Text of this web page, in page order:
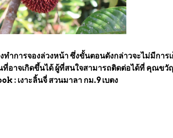
ทำการจองล่วงหน้า ซึ่งขั้นตอนดังกล่าวจะไม่มีการ
ที่อาจเกิดขึ้นได้ ผู้ที่สนใจสามารถติดต่อได้ที่ คุณขวั
: เงาะลิ้นจี่ สวนมาลา กม.9 เบตง